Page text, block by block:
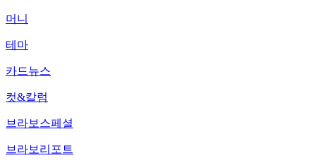
머니
테마
카드뉴스
컷&칼럼
브라보스페셜
브라보리포트